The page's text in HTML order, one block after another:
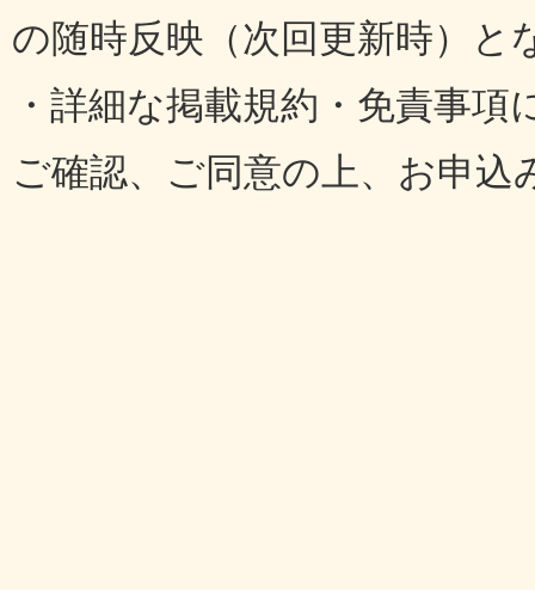
の随時反映（次回更新時）と
・詳細な掲載規約・免責事
ご確認、ご同意の上、お申込